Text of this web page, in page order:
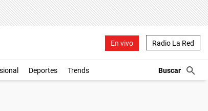
En vivo Radio La Red
Deportes Trends